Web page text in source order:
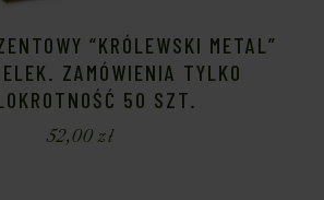
“KRÓLEWSKI METAL”
ZAMÓWIENIA TYLKO
50 SZT.
52,00zł